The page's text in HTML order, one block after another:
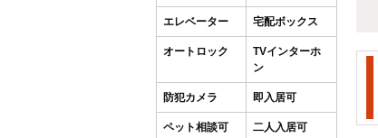
エレベーター 宅配ボックス
オートロック
TVインターホ
ン
防犯カメラ 即入居可
ペット相談可 二人入居可